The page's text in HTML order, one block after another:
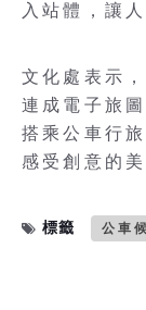
入站體，讓
文化處表示
連成電子旅
搭乘公車行
感受創意的美
標籤 公車